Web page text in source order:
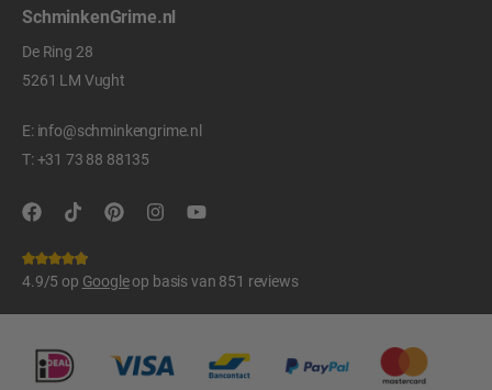
SchminkenGrime.nl
De Ring 28
5261 LM Vught
E: info@schminkengrime.nl
T:+31 73 88 88135
4.9/5 op Googleop basis van 851 reviews